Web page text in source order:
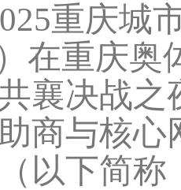
重庆城
在重庆奥
襄决战之
商与核
以下简称